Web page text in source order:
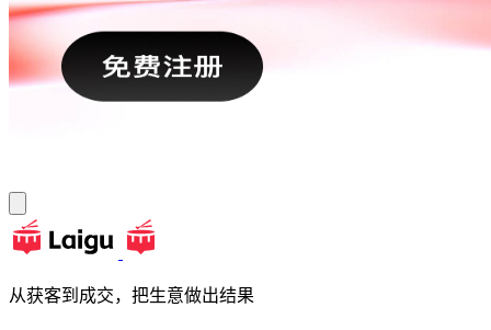
从获客到成交，把生意做出结果